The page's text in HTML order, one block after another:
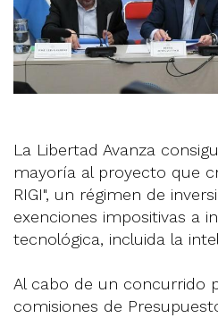
La Libertad Avanza
mayoría al proyecto que
RIGI", un régimen de
exenciones impositivas a
tecnológica, incluida la
Al cabo de un concurrido
comisiones de